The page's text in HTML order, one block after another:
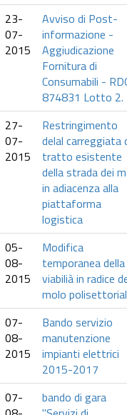
23-
07-
2015
Avviso di Post-
informazione -
Aggiudicazione
Fornitura di
Consumabili -
874831 Lotto 2.
27-
07-
2015
Restringimento
delal carreggiata
tratto esistente
della strada dei
in adiacenza alla
piattaforma
logistica
05-
08-
2015
Modifica
temporanea della
viabilià in radice
molo
07-
08-
2015
Bando servizio
manutenzione
impianti elettrici
2015-2017
07-
bando di gara